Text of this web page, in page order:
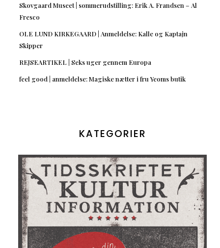
Skovgaard Museet | sommerudstilling: Erik A. Frandsen – Al
Fresco
OLE LUND KIRKEGAARD | Anmeldelse: Kalle og Kaptajn
Skipper
REJSEARTIKEL | Seks uger gennem Europa
feel good | anmeldelse: Magiske nætter i fru Yeoms butik
KATEGORIER